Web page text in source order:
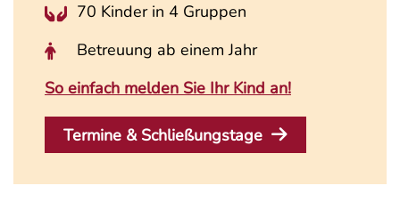
70 Kinder in 4 Gruppen
Betreuung ab einem Jahr
So einfach melden Sie Ihr Kind an!
Termine & Schließungstage